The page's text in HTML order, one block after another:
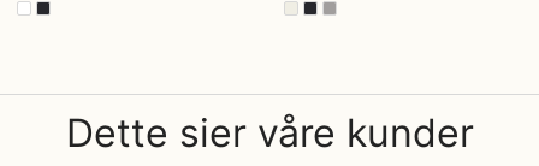
Dette sier våre kunder